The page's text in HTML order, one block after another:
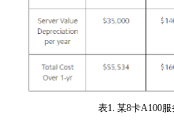
表1. 某8卡A100